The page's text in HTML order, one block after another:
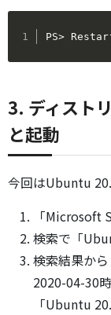
PS>
3. ディスト
と起動
今回はUbuntu
「Microsoft
検索で「
検索結果か
2020-04-30
「Ubuntu